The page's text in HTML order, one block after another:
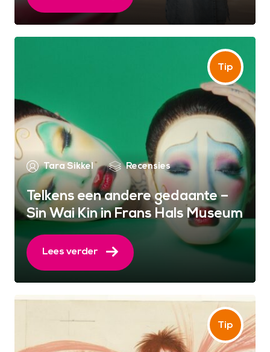
Tara Sikkel Recensies
Telkens een andere gedaante –
Sin Wai Kin in Frans Hals Museum
Lees verder